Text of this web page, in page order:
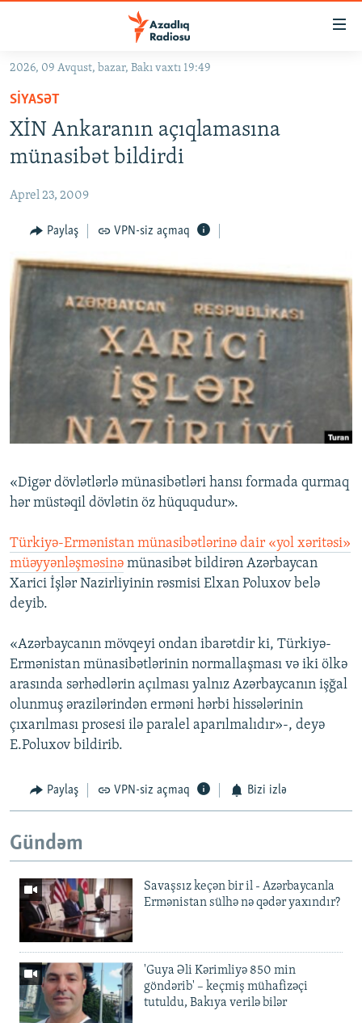
Əsas
qayıt
Əsas
naviqasiyaya
qayıt
Axtarışa
keç
GÜNDƏM
#İZAHLA
KORRUPSIOMETR
FƏRQƏ BAX
QANUNI DOĞRU
ARAŞDIRMA
MULTIMEDIA
FOTOQALEREYA
İNFOQRAFIKA
RADIO ARXIV
AZƏRBAYCAN ƏDƏBIYYATI KITABXANASI
İSLAM VƏ DEMOKRATIYA
İZ - MƏDƏNIYYƏT PROQRAMI
HAQQIMIZDA
MISSIYAMIZ
PEŞƏ ETIKASI VƏ JURNALISTIKA STANDARTLARIMIZ
MATERIALLARIMIZDAN ISTIFADƏ
BIZIMLƏ ƏLAQƏ
2026, 09 Avqust, bazar, Bakı vaxtı 19:49
SIYASƏT
XİN Ankaranın açıqlamasına
münasibət bildirdi
Aprel 23, 2009
Paylaş VPN-siz açmaq
«Digər dövlətlərlə münasibətləri hansı formada qurmaq
hər müstəqil dövlətin öz hüququdur».
Türkiyə-Ermənistan münasibətlərinə dair «yol xəritəsi»
müəyyənləşməsinə münasibət bildirən Azərbaycan
Xarici İşlər Nazirliyinin rəsmisi Elxan Poluxov belə
deyib.
«Azərbaycanın mövqeyi ondan ibarətdir ki, Türkiyə-
Ermənistan münasibətlərinin normallaşması və iki ölkə
arasında sərhədlərin açılması yalnız Azərbaycanın işğal
olunmuş ərazilərindən erməni hərbi hissələrinin
çıxarılması prosesi ilə paralel aparılmalıdır»-, deyə
E.Poluxov bildirib.
Paylaş VPN-siz açmaq Bizi izlə
Gündəm
Savaşsız keçən bir il - Azərbaycanla
Ermənistan sülhə nə qədər yaxındır?
'Guya Əli Kərimliyə 850 min
göndərib' – keçmiş mühafizəçi
tutuldu, Bakıya verilə bilər